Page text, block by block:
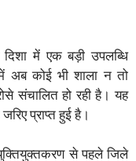
दिशा में एक बड़ी उपलब्धि
में अब कोई भी शाला न तो
संचालित हो रही है। यह
प्राप्त हुई है।
युक्तियुक्तकरण से पहले जिले